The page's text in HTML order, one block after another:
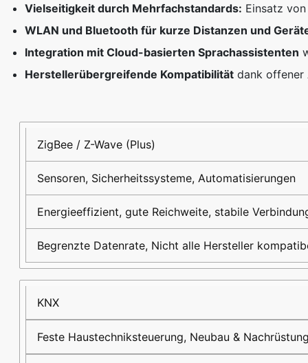
Vielseitigkeit durch Mehrfachstandards: Einsatz
WLAN und Bluetooth für kurze Distanzen und
Integration mit Cloud-basierten Sprachassistenten
Herstellerübergreifende Kompatibilität dank offener
Funkstandard
Typischer
Einsatz
Vorteile
Nachteile
ZigBee / Z-Wave (Plus)
Sensoren, Sicherheitssysteme, Automatisierungen
Energieeffizient, gute Reichweite, stabile
Begrenzte Datenrate, Nicht alle Hersteller
KNX
Feste Haustechniksteuerung, Neubau &